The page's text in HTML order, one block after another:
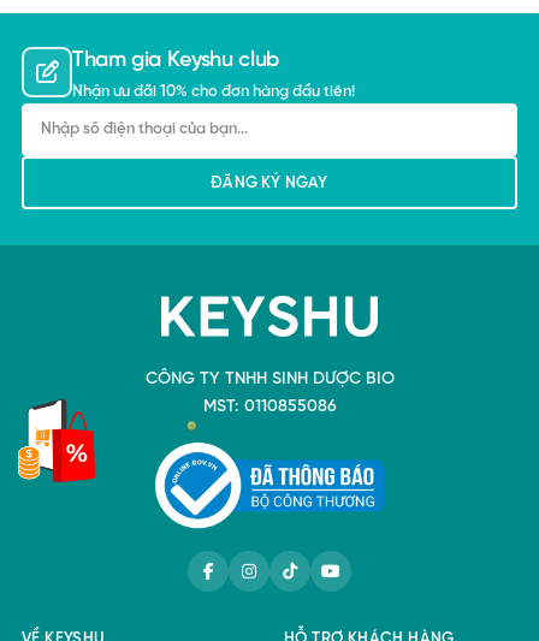
Tham gia Keyshu club
Nhận ưu đãi 10% cho đơn hàng đầu tiên!
CÔNG TY TNHH SINH DƯỢC BIO
MST: 0110855086